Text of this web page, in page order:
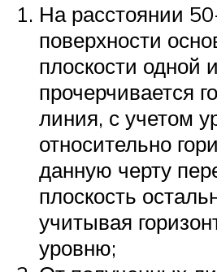
На расстоянии
поверхности
плоскости одной
прочерчивается
линия, с учетом
относительно
данную черту
плоскость
учитывая
уровню;